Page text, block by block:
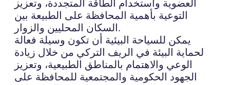
العضوية واستخدام الطاقة المتجددة، وتعزيز
التوعية بأهمية المحافظة على الطبيعة بين
السكان المحليين والزوار.
يمكن للسياحة البيئية أن تكون وسيلة فعالة
لحماية البيئة في الريف التركي من خلال زيادة
الوعي والاهتمام بالمناطق الطبيعية، وتعزيز
الجهود الحكومية والمجتمعية للمحافظة على